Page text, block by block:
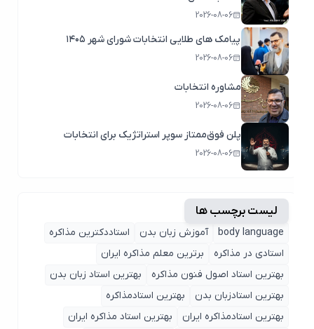
2026-08-06
پیامک های طلایی انتخابات شورای شهر ۱۴۰۵
2026-08-06
مشاوره انتخابات
2026-08-06
پلن فوق‌ممتاز سوپر استراتژیک برای انتخابات
2026-08-06
لیست برچسب ها
body language آموزش زبان بدن
استاددکترین مذاکره
استادی در مذاکره
برترین معلم مذاکره ایران
بهترین استاد اصول ‌فنون مذاکره
بهترین استاد زبان بدن
بهترین استادزبان بدن
بهترین استادمذاکره
بهترین استادمذاکره ایران
بهترین استاد مذاکره ایران